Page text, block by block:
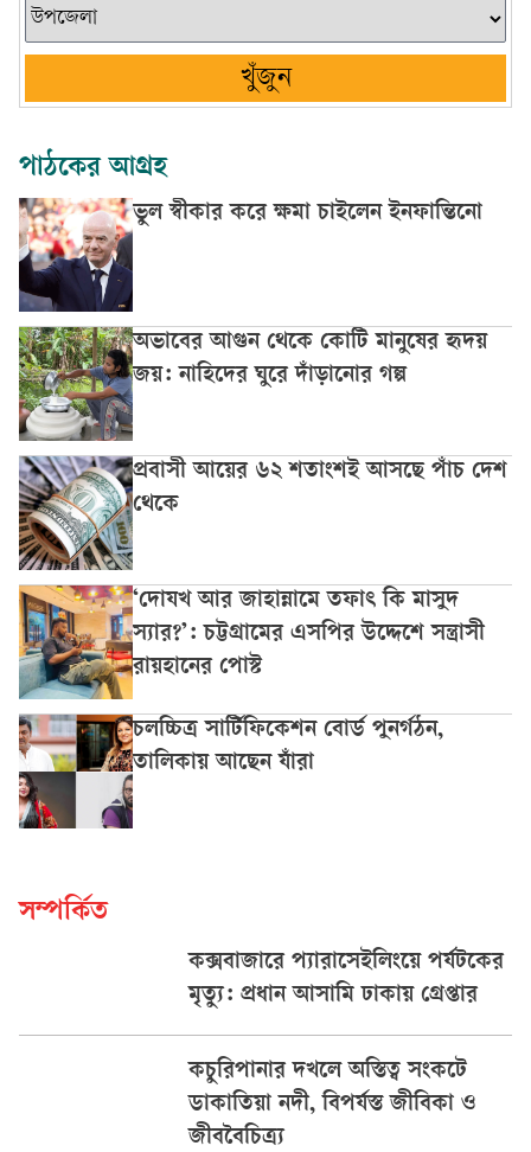
খুঁজুন
পাঠকের আগ্রহ
ভুল স্বীকার করে ক্ষমা চাইলেন ইনফান্তিনো
অভাবের আগুন থেকে কোটি মানুষের হৃদয়
জয়: নাহিদের ঘুরে দাঁড়ানোর গল্প
প্রবাসী আয়ের ৬২ শতাংশই আসছে পাঁচ দেশ
থেকে
‘দোযখ আর জাহান্নামে তফাৎ কি মাসুদ
স্যার?’: চট্টগ্রামের এসপির উদ্দেশে সন্ত্রাসী
রায়হানের পোস্ট
চলচ্চিত্র সার্টিফিকেশন বোর্ড পুনর্গঠন,
তালিকায় আছেন যাঁরা
সম্পর্কিত
কক্সবাজারে প্যারাসেইলিংয়ে পর্যটকের
মৃত্যু: প্রধান আসামি ঢাকায় গ্রেপ্তার
কচুরিপানার দখলে অস্তিত্ব সংকটে
ডাকাতিয়া নদী, বিপর্যস্ত জীবিকা ও
জীববৈচিত্র্য